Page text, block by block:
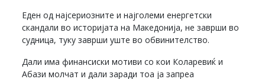
Еден од најсериозните и најголеми енергетски
скандали во историјата на Македонија, не заврши во
судница, туку заврши уште во обвинителство.
Дали има финансиски мотиви со кои Коларевиќ и
Абази молчат и дали заради тоа ја запреа